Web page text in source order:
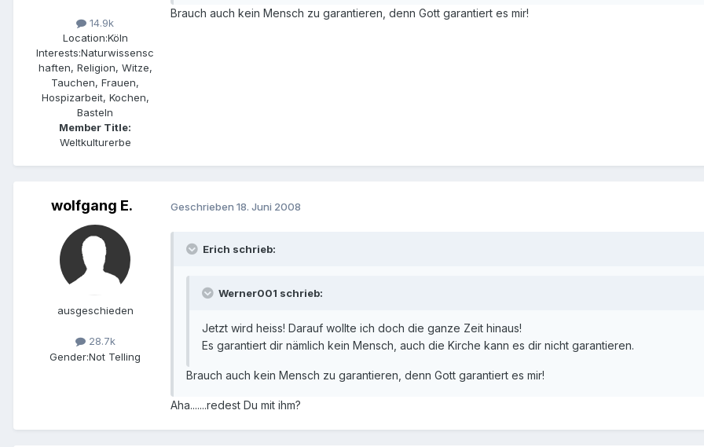
14.9k
Location:Köln
Interests:Naturwissensc
haften, Religion, Witze,
Tauchen, Frauen,
Hospizarbeit, Kochen,
Basteln
Member Title:
Weltkulturerbe
Brauch auch kein Mensch zu garantieren, denn Gott garantiert es mir!
wolfgang E.
ausgeschieden
28.7k
Gender:Not Telling
Geschrieben 18. Juni 2008
Erich schrieb:
Werner001 schrieb:
Jetzt wird heiss! Darauf wollte ich doch die ganze Zeit hinaus!
Es garantiert dir nämlich kein Mensch, auch die Kirche kann es dir nicht garantieren.
Brauch auch kein Mensch zu garantieren, denn Gott garantiert es mir!
Aha.......redest Du mit ihm?